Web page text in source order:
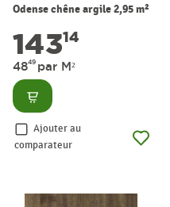
Odense chêne argile 2,95 m²
14314
4849 par M²
Consulter
Ajouter au
comparateur